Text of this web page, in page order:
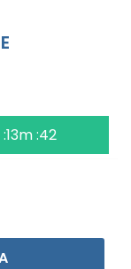
:13m :41